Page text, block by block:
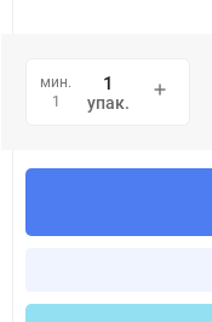
мин.
1
упак.